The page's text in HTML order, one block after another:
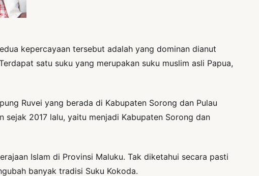
kepercayaan tersebut adalah yang dominan dianut
satu suku yang merupakan suku muslim asli Papua,
Ruvei yang berada di Kabupaten Sorong dan Pulau
2017 lalu, yaitu menjadi Kabupaten Sorong dan
Islam di Provinsi Maluku. Tak diketahui secara pasti
banyak tradisi Suku Kokoda.